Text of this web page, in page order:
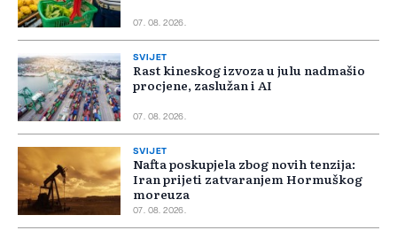
07. 08. 2026.
SVIJET
Rast kineskog izvoza u julu nadmašio
procjene, zaslužan i AI
07. 08. 2026.
SVIJET
Nafta poskupjela zbog novih tenzija:
Iran prijeti zatvaranjem Hormuškog
moreuza
07. 08. 2026.